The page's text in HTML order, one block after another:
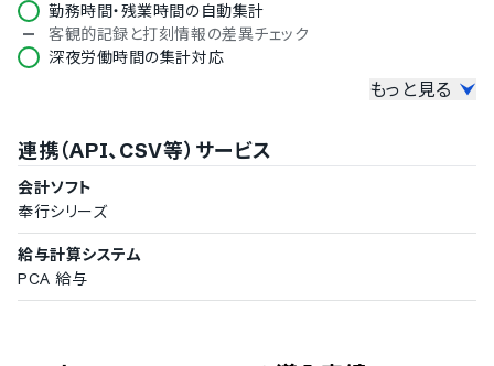
勤務時間・残業時間の自動集計
客観的記録と打刻情報の差異チェック
深夜労働時間の集計対応
人件費の概算算出機能
工数管理機能
シフト管理機能
シフトの作成機能
従業員へのシフト募集管理
シフト表の印刷機能
もっと見る
連携（API、CSV等）サービス
会計ソフト
奉行シリーズ
給与計算システム
PCA 給与